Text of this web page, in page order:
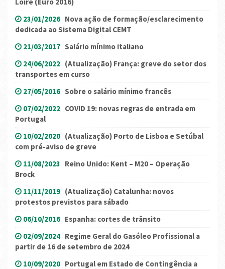
23/01/2026 Nova ação de formação/esclarecimento
dedicada ao Sistema Digital CEMT
21/03/2017 Salário mínimo italiano
24/06/2022 (Atualização) França: greve do setor dos
transportes em curso
27/05/2016 Sobre o salário mínimo francês
07/02/2022 COVID 19: novas regras de entrada em
Portugal
10/02/2020 (Atualização) Porto de Lisboa e Setúbal
com pré-aviso de greve
11/08/2023 Reino Unido: Kent – M20 – Operação
Brock
11/11/2019 (Atualização) Catalunha: novos
protestos previstos para sábado
06/10/2016 Espanha: cortes de trânsito
02/09/2024 Regime Geral do Gasóleo Profissional a
partir de 16 de setembro de 2024
10/09/2020 Portugal em Estado de Contingência a